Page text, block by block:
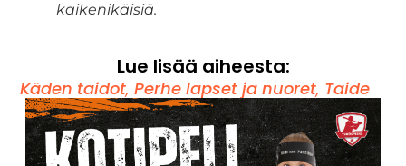
kaikenikäisiä.
Lue lisää aiheesta:
Käden taidot,Perhe lapset ja nuoret, Taide